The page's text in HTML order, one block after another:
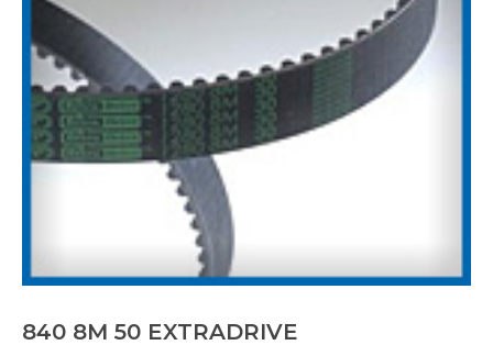
840 8M 50 EXTRADRIVE